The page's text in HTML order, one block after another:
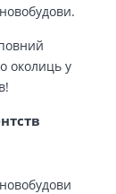
околиць у